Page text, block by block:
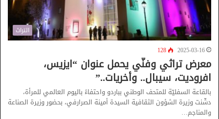
التراث
2025-03-16
128
معرض تراثي وفنّي يحمل عنوان “ايزيس،
افروديت، سيبال.. وأخريات..”
بالقاعة السفليّة للمتحف الوطني بباردو واحتفاءً باليوم العالمي للمرأة،
دشّنت وزيرة الشؤون الثقافية السيدة أمينة الصرارفي، بحضور وزيرة الصناعة
والمناجم…